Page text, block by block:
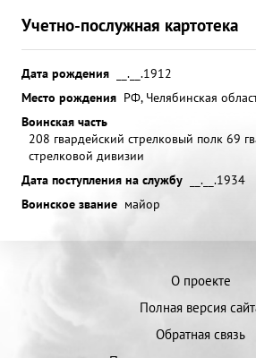
Учетно-послужная картотека
Дата рождения
__.__.1912
Место рождения РФ, Челябинская
Воинская часть
208 гвардейский стрелковый полк 69
стрелковой дивизии
Дата поступления на службу
__.__.1934
Воинское звание майор
О проекте
Полная версия
Обратная связь